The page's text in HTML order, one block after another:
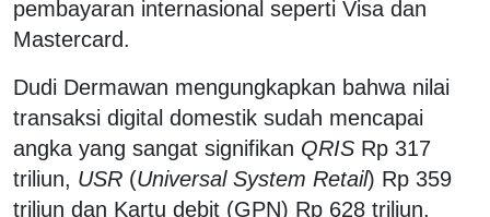
pembayaran internasional seperti Visa dan
Mastercard.
Dudi Dermawan mengungkapkan bahwa nilai
transaksi digital domestik sudah mencapai
angka yang sangat signifikan QRIS Rp 317
triliun, USR (Universal System Retail) Rp 359
triliun dan Kartu debit (GPN) Rp 628 triliun.